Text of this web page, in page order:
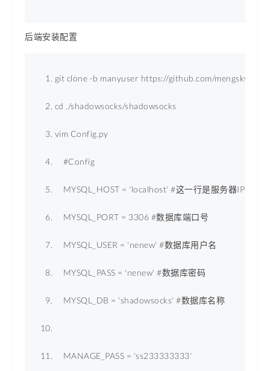
后端安装配置
git clone -b manyuser https://github.com/
cd ./shadowsocks/shadowsocks
vim Config.py
#Config
MYSQL_HOST = 'localhost' #这一行是服务器IP，
MYSQL_PORT = 3306 #数据库端口号
MYSQL_USER = 'nenew' #数据库用户名
MYSQL_PASS = 'nenew' #数据库密码
MYSQL_DB = 'shadowsocks' #数据库名称
MANAGE_PASS = 'ss233333333'